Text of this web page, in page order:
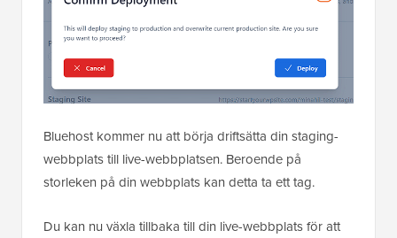
Bluehost kommer nu att börja driftsätta din staging-
webbplats till live-webbplatsen. Beroende på
storleken på din webbplats kan detta ta ett tag.
Du kan nu växla tillbaka till din live-webbplats för att